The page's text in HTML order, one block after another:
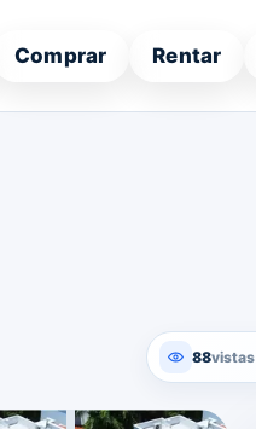
Comprar Rentar
88vistas